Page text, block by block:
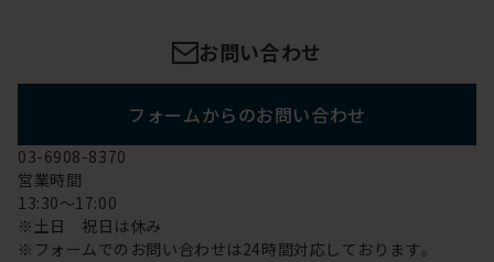
お問い合わせ
フォームからのお問い合わせ
03-6908-8370
営業時間
13:30～17:00
※土日 祝日は休み
※フォームでのお問い合わせは24時間対応しております。